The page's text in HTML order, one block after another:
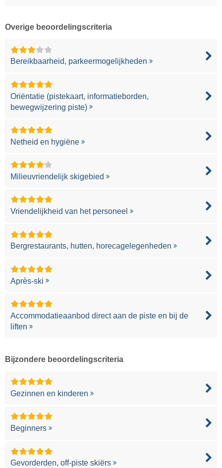
Overige beoordelingscriteria
Bereikbaarheid, parkeermogelijkheden
Oriëntatie (pistekaart, informatieborden,
bewegwijzering piste)
Netheid en hygiëne
Milieuvriendelijk skigebied
Vriendelijkheid van het personeel
Bergrestaurants, hutten, horecagelegenheden
Après-ski
Accommodatieaanbod direct aan de piste en bij de
liften
Bijzondere beoordelingscriteria
Gezinnen en kinderen
Beginners
Gevorderden, off-piste skiërs